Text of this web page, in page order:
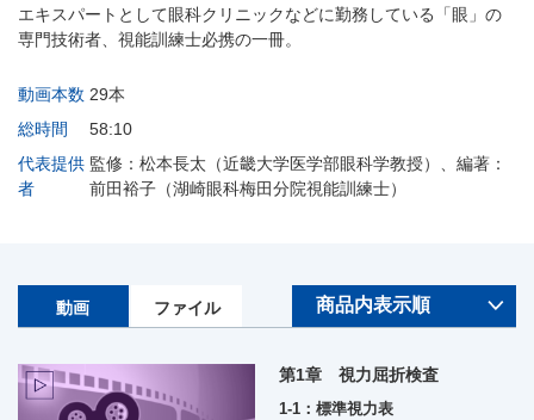
エキスパートとして眼科クリニックなどに勤務している「眼」の
専門技術者、視能訓練士必携の一冊。
動画本数 29本
総時間
58:10
代表提供
者
監修：松本長太（近畿大学医学部眼科学教授）、編著：
前田裕子（湖崎眼科梅田分院視能訓練士）
動画 ファイル
第1章 視力屈折検査
1-1：標準視力表